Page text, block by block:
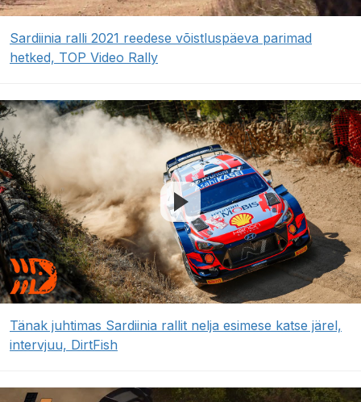
Sardiinia ralli 2021 reedese võistluspäeva parimad
hetked, TOP Video Rally
Tänak juhtimas Sardiinia rallit nelja esimese katse järel,
intervjuu, DirtFish